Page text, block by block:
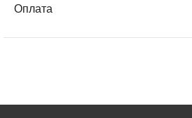
Оплата